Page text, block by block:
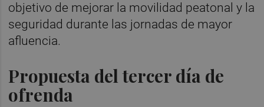
objetivo de mejorar la movilidad peatonal y la
seguridad durante las jornadas de mayor
afluencia.
Propuesta del tercer día de
ofrenda